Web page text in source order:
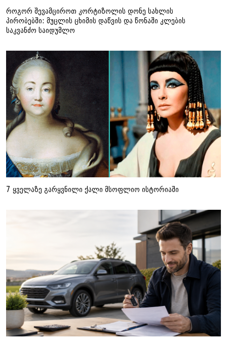
როგორ შევამციროთ კორტიზოლის დონე სახლის
პირობებში: მუცლის ცხიმის დაწვის და წონაში კლების
საკვანძო საიდუმლო
7 ყველაზე გარყვნილი ქალი მსოფლიო ისტორიაში